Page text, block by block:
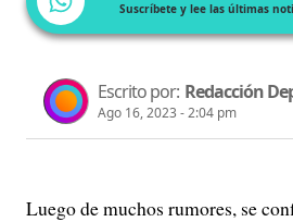
Suscríbete y lee las últimas
Escrito por: Redacción
Ago 16, 2023 - 2:04 pm
Luego de muchos rumores, se